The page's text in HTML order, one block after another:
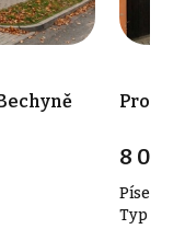
8 000
Písecká
Typ